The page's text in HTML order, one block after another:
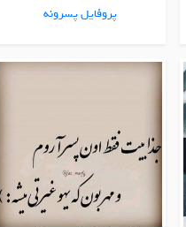
پروفایل پسرونه